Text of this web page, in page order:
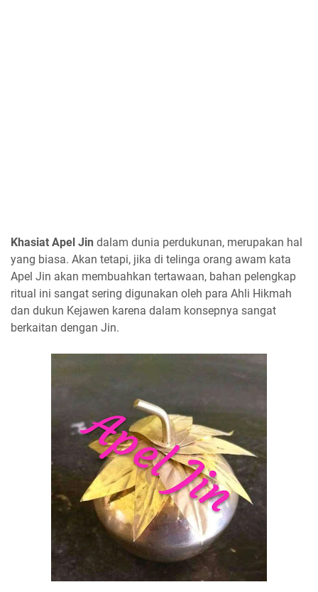
Khasiat Apel Jin dalam dunia perdukunan, merupakan hal
yang biasa. Akan tetapi, jika di telinga orang awam kata
Apel Jin akan membuahkan tertawaan, bahan pelengkap
ritual ini sangat sering digunakan oleh para Ahli Hikmah
dan dukun Kejawen karena dalam konsepnya sangat
berkaitan dengan Jin.